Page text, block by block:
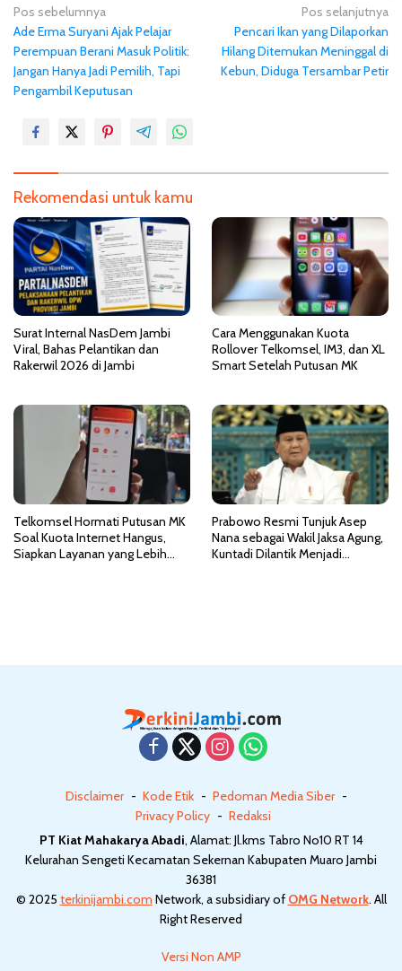
N
a
v
i
i
p
o
s
Pos sebelumnya
Ade Erma Suryani Ajak Pelajar
Perempuan Berani Masuk Politik:
Jangan Hanya Jadi Pemilih, Tapi
Pengambil Keputusan
Pos selanjutnya
Pencari Ikan yang Dilaporkan
Hilang Ditemukan Meninggal di
Kebun, Diduga Tersambar Petir
Rekomendasi untuk kamu
Surat Internal NasDem Jambi
Viral, Bahas Pelantikan dan
Rakerwil 2026 di Jambi
Cara Menggunakan Kuota
Rollover Telkomsel, IM3, dan XL
Smart Setelah Putusan MK
Telkomsel Hormati Putusan MK
Soal Kuota Internet Hangus,
Siapkan Layanan yang Lebih
Prabowo Resmi Tunjuk Asep
Nana sebagai Wakil Jaksa Agung,
Kuntadi Dilantik Menjadi
Disclaimer Kode Etik
Pedoman Media Siber
Privacy Policy
Redaksi
PT Kiat Mahakarya Abadi, Alamat: Jl.kms Tabro No10 RT 14
Kelurahan Sengeti Kecamatan Sekernan Kabupaten Muaro Jambi
36381
© 2025 terkinijambi.com Network, a subsidiary of OMG Network. All
Right Reserved
Versi Non AMP